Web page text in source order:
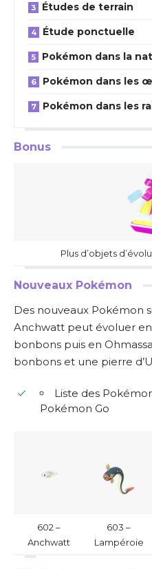
Études de terrain
Étude ponctuelle
Pokémon dans la
Pokémon dans les
Pokémon dans les
Bonus
Plus d’objets
Nouveaux Pokémon
Des nouveaux Pokémon
Anchwatt peut évoluer en
bonbons puis en
bonbons et une pierre
Liste des
Pokémon Go
602 –
Anchwatt
603 –
Lampéroie